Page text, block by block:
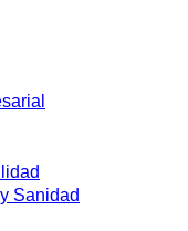
Sanidad